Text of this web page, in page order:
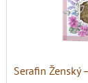
Serafin Ženský